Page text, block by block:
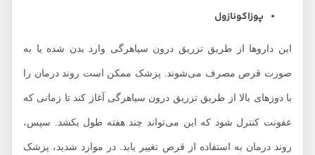
پوزاکونازول
این داروها از طریق تزریق درون سیاهرگی وارد بدن شده یا به
صورت قرص مصرف می‌شوند. پزشک ممکن است روند درمان را
با دوزهای بالا از طریق تزریق درون سیاهرگی آغاز کند تا زمانی که
عفونت کنترل شود که این می‌تواند چند هفته طول بکشد. سپس،
روند درمان به استفاده از قرص تغییر یابد. در موارد شدید، پزشک